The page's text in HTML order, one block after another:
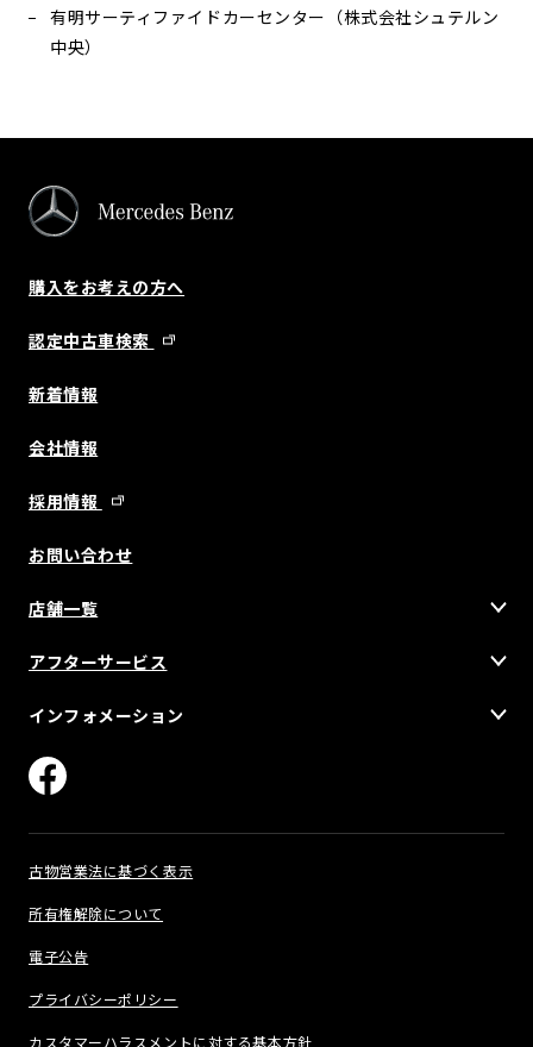
有明サーティファイドカーセンター（株式会社シュテルン
中央）
購入をお考えの方へ
認定中古車検索
新着情報
会社情報
採用情報
お問い合わせ
店舗一覧
アフターサービス
インフォメーション
古物営業法に基づく表示
所有権解除について
電子公告
プライバシーポリシー
カスタマーハラスメントに対する基本方針